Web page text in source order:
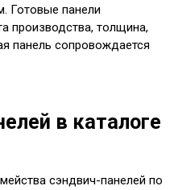
Готовые панели
производства, толщина,
панель сопровождается
в каталоге
сэндвич-панелей по